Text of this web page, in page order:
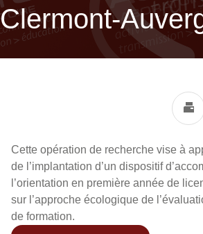
Clermont-
Cette opération de recherche vise à
de l’implantation d’un dispositif
l’orientation en première année de
sur l’approche écologique de
de formation.